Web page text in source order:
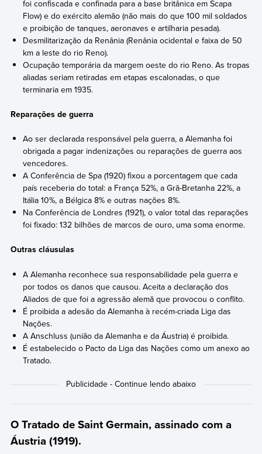
foi confiscada e confinada para a base britânica em Scapa
Flow) e do exército alemão (não mais do que 100 mil soldados
e proibição de tanques, aeronaves e artilharia pesada).
Desmilitarização da Renânia (Renânia ocidental e faixa de 50
km a leste do rio Reno).
Ocupação temporária da margem oeste do rio Reno. As tropas
aliadas seriam retiradas em etapas escalonadas, o que
terminaria em 1935.
Reparações de guerra
Ao ser declarada responsável pela guerra, a Alemanha foi
obrigada a pagar indenizações ou reparações de guerra aos
vencedores.
A Conferência de Spa (1920) fixou a porcentagem que cada
país receberia do total: a França 52%, a Grã-Bretanha 22%, a
Itália 10%, a Bélgica 8% e outras nações 8%.
Na Conferência de Londres (1921), o valor total das reparações
foi fixado: 132 bilhões de marcos de ouro, uma soma enorme.
Outras cláusulas
A Alemanha reconhece sua responsabilidade pela guerra e
por todos os danos que causou. Aceita a declaração dos
Aliados de que foi a agressão alemã que provocou o conflito.
É proibida a adesão da Alemanha à recém-criada Liga das
Nações.
A Anschluss (união da Alemanha e da Áustria) é proibida.
É estabelecido o Pacto da Liga das Nações como um anexo ao
Tratado.
O Tratado de Saint Germain, assinado com a
Áustria (1919).